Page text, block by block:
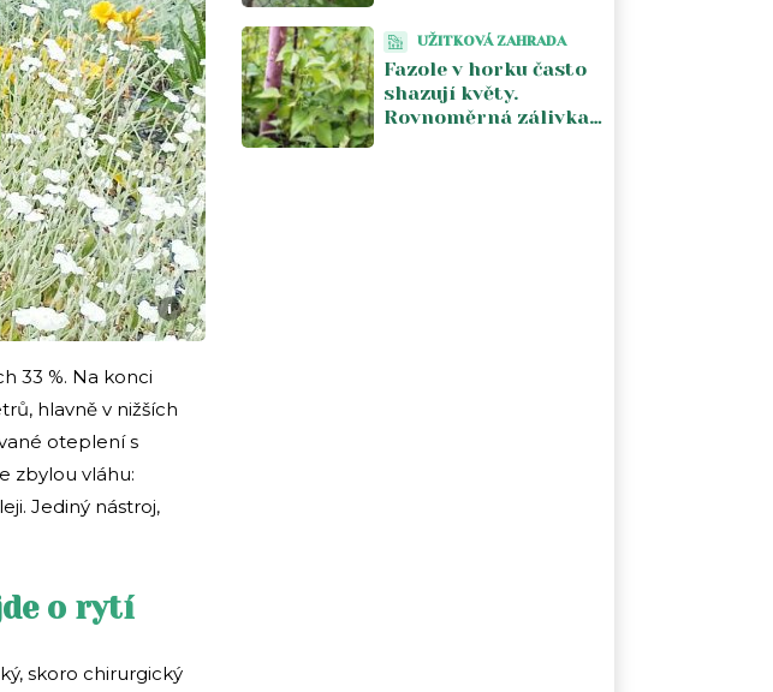
i
33 %. Na konci
hlavně v nižších
oteplení s
zbylou vláhu:
Jediný nástroj,
o rytí
skoro chirurgický
napadených částí
UŽITKOVÁ ZAHRADA
Fazole v horku často
shazují květy.
Rovnoměrná zálivka